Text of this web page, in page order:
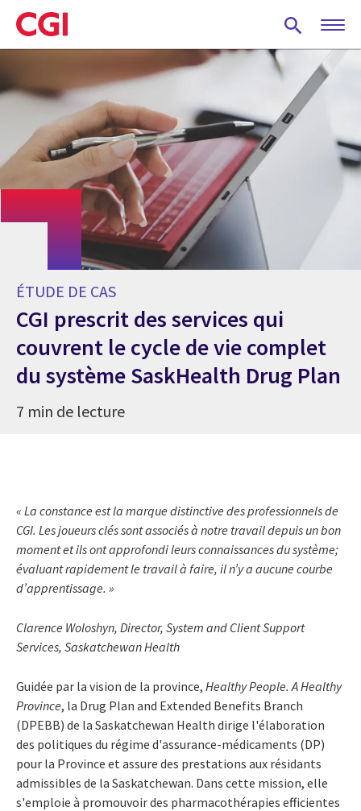
Skip
to
main
ÉTUDE DE CAS
CGI prescrit des services qui
couvrent le cycle de vie complet
du système SaskHealth Drug Plan
7 min de lecture
« La constance est la marque distinctive des professionnels de
CGI. Les joueurs clés sont associés à notre travail depuis un bon
moment et ils ont approfondi leurs connaissances du système;
évaluant rapidement le travail à faire, il n’y a aucune courbe
d’apprentissage. »
Clarence Woloshyn, Director, System and Client Support
Services, Saskatchewan Health
Guidée par la vision de la province, Healthy People. A Healthy
Province, la Drug Plan and Extended Benefits Branch
(DPEBB) de la Saskatchewan Health dirige l'élaboration
des politiques du régime d'assurance-médicaments (DP)
pour la Province et assure des prestations aux résidants
admissibles de la Saskatchewan. Dans cette mission, elle
s'emploie à promouvoir des pharmacothérapies efficientes